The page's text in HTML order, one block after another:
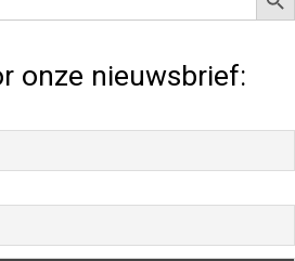
onze nieuwsbrief: